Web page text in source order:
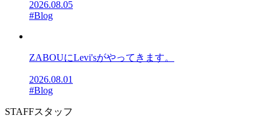
2026.08.05
#Blog
ZABOUにLevi'sがやってきます。
2026.08.01
#Blog
STAFFスタッフ